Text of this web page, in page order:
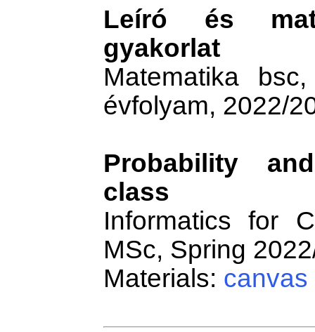
Leíró és
gyakorlat
Matematika
évfolyam, 2022/
Probability
class
Informatics for
MSc, Spring
Materials: canvas